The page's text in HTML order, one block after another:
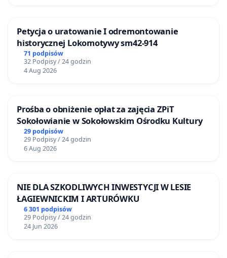
Petycja o uratowanie I odremontowanie
historycznej Lokomotywy sm42-914
71 podpisów
32 Podpisy / 24 godzin
4 Aug 2026
Prośba o obniżenie opłat za zajęcia ZPiT
Sokołowianie w Sokołowskim Ośrodku Kultury
29 podpisów
29 Podpisy / 24 godzin
6 Aug 2026
NIE DLA SZKODLIWYCH INWESTYCJI W LESIE
ŁAGIEWNICKIM I ARTURÓWKU
6 301 podpisów
29 Podpisy / 24 godzin
24 Jun 2026